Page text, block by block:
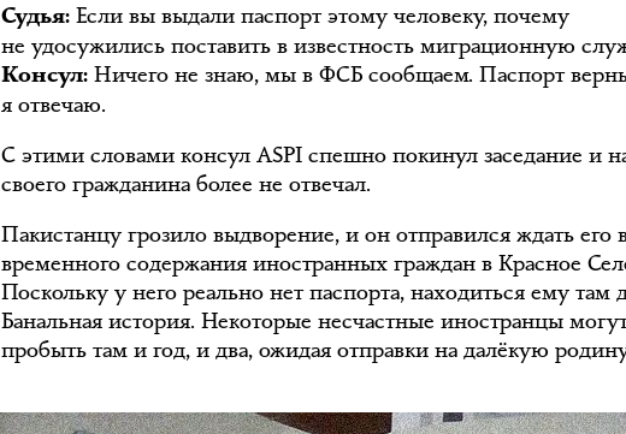
Судья: Если вы выдали паспорт этому человеку, почему
не удосужились поставить в известность миграционную
Консул: Ничего не знаю, мы в ФСБ сообщаем. Паспорт
я отвечаю.
С этими словами консул ASPI спешно покинул заседание и
своего гражданина более не отвечал.
Пакистанцу грозило выдворение, и он отправился ждать его
временного содержания иностранных граждан в Красное
Поскольку у него реально нет паспорта, находиться ему там
Банальная история. Некоторые несчастные иностранцы
пробыть там и год, и два, ожидая отправки на далёкую